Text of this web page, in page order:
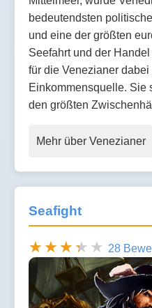
bedeutendsten
und eine der größten
Seefahrt und der
für die Venezianer
Einkommensquelle. Sie
den größten
Mehr über Venezianer
Seafight
28